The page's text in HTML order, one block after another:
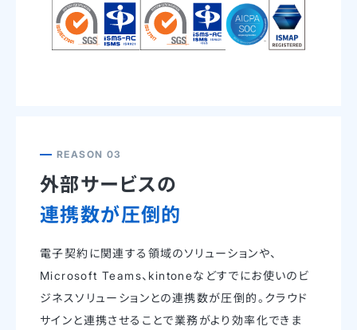
REASON 03
外部サービスの
連携数が圧倒的
電子契約に関連する領域のソリューションや、
Microsoft Teams、kintoneなどすでにお使いのビ
ジネスソリューションとの連携数が圧倒的。クラウド
サインと連携させることで業務がより効率化できま